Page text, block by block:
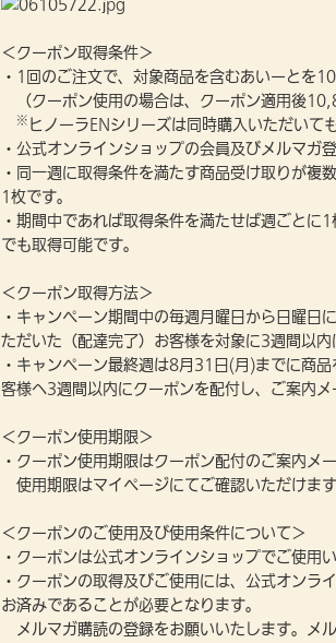
＜クーポン取得条件＞
・1回のご注文で、対象商品を含むあいーとを
（クーポン使用の場合は、クーポン適用後
※ ヒノーラENシリーズは同時購入いただいて
・公式オンラインショップの会員及びメルマガ
・同一週に取得条件を満たす商品受け取りが複
1枚です。
・期間中であれば取得条件を満たせば週ごとに
でも取得可能です。
＜クーポン取得方法＞
・キャンペーン期間中の毎週月曜日から日曜日
ただいた（配達完了）お客様を対象に3週間以内
・キャンペーン最終週は8月31日(月)までに商
客様へ3週間以内にクーポンを配付し、ご案内メ
＜クーポン使用期限＞
・クーポン使用期限はクーポン配付のご案内メ
使用期限はマイページにてご確認いただけます
＜クーポンのご使用及び使用条件について＞
・クーポンは公式オンラインショップでご使用
・クーポンの取得及びご使用には、公式オンラ
お済みであることが必要となります。
メルマガ購読の登録をお願いいたします。メ